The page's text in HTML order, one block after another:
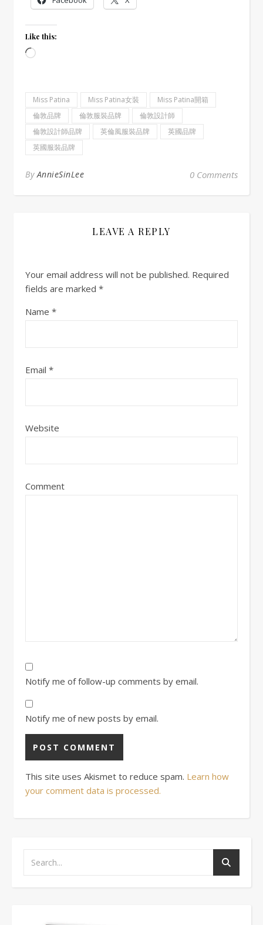
Like this:
Loading…
Miss Patina Miss Patina女裝
Miss Patina開箱
倫敦品牌
倫敦服裝品牌
倫敦設計師
倫敦設計師品牌
英倫風服裝品牌
英國品牌
英國服裝品牌
By AnnieSinLee 0 Comments
LEAVE A REPLY
Your email address will not be published. Required
fields are marked *
Name *
Email *
Website
Comment
Notify me of follow-up comments by email.
Notify me of new posts by email.
This site uses Akismet to reduce spam. Learn how
your comment data is processed.